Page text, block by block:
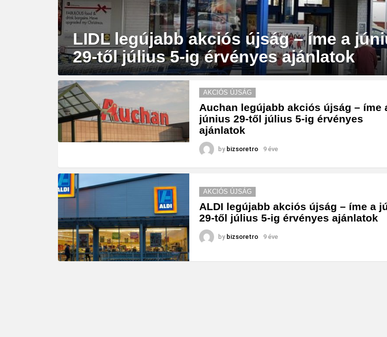
LIDL legújabb akciós újság – íme a
29-től július 5-ig érvényes ajánlatok
MORE
STORIES
AKCIÓS ÚJSÁG
Auchan legújabb akciós újság – íme
június 29-től július 5-ig érvényes
ajánlatok
by bizsoretro 9 éve
AKCIÓS ÚJSÁG
ALDI legújabb akciós újság – íme a
29-től július 5-ig érvényes ajánlatok
by bizsoretro 9 éve